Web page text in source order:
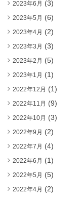
2023年6月 (3)
2023年5月 (6)
2023年4月 (2)
2023年3月 (3)
2023年2月 (5)
2023年1月 (1)
2022年12月 (1)
2022年11月 (9)
2022年10月 (3)
2022年9月 (2)
2022年7月 (4)
2022年6月 (1)
2022年5月 (5)
2022年4月 (2)